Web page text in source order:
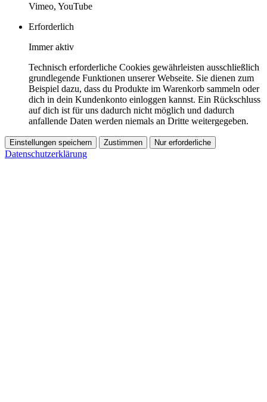
Vimeo, YouTube
Erforderlich
Immer aktiv
Technisch erforderliche Cookies gewährleisten ausschließlich
grundlegende Funktionen unserer Webseite. Sie dienen zum
Beispiel dazu, dass du Produkte im Warenkorb sammeln oder
dich in dein Kundenkonto einloggen kannst. Ein Rückschluss
auf dich ist für uns dadurch nicht möglich und dadurch
anfallende Daten werden niemals an Dritte weitergegeben.
Einstellungen speichern Zustimmen Nur erforderliche
Datenschutzerklärung